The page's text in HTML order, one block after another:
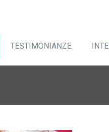
TESTIMONIANZE